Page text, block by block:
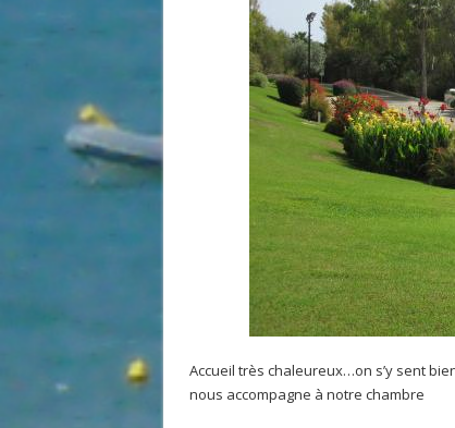
Accueil très chaleureux…on s’y sent
nous accompagne à notre chambre